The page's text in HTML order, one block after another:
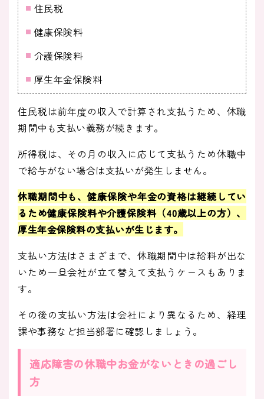
住民税
健康保険料
介護保険料
厚生年金保険料
住民税は前年度の収入で計算され支払うため、休職
期間中も支払い義務が続きます。
所得税は、その月の収入に応じて支払うため休職中
で給与がない場合は支払いが発生しません。
休職期間中も、健康保険や年金の資格は継続してい
るため健康保険料や介護保険料（40歳以上の方）、
厚生年金保険料の支払いが生じます。
支払い方法はさまざまで、休職期間中は給料が出な
いため一旦会社が立て替えて支払うケースもありま
す。
その後の支払い方法は会社により異なるため、経理
課や事務など担当部署に確認しましょう。
適応障害の休職中お金がないときの過ごし
方